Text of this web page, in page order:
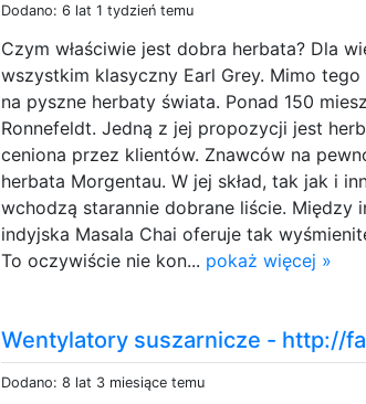
Dodano: 6 lat 1 tydzień temu
Czym właściwie jest dobra herbata? Dla
wszystkim klasyczny Earl Grey. Mimo
na pyszne herbaty świata. Ponad 150
Ronnefeldt. Jedną z jej propozycji jest
ceniona przez klientów. Znawców na
herbata Morgentau. W jej skład, tak jak i
wchodzą starannie dobrane liście. Między
indyjska Masala Chai oferuje tak
To oczywiście nie kon... pokaż więcej »
Wentylatory suszarnicze - http://
Dodano: 8 lat 3 miesiące temu